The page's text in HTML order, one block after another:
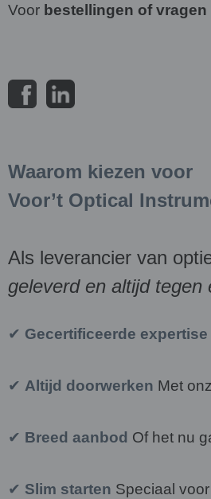
Voor bestellingen of vragen
Waarom kiezen voor
Voor’t Optical
Als leverancier van
geleverd en altijd tegen
✔ Gecertificeerde expertise
✔ Altijd doorwerken Met
✔ Breed aanbod Of het nu
✔ Slim starten Speciaal